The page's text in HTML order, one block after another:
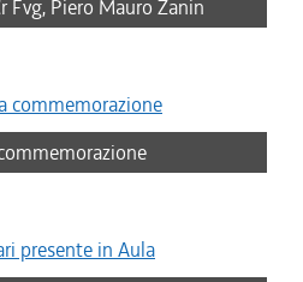
Fvg, Piero Mauro Zanin